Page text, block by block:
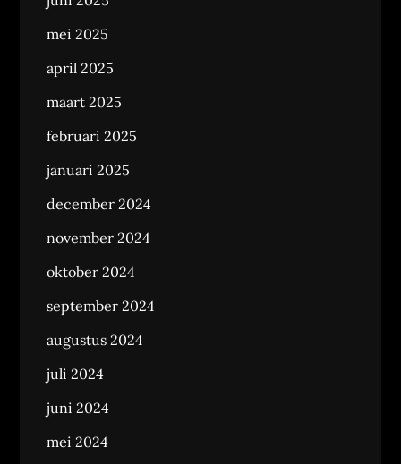
mei 2025
april 2025
maart 2025
februari 2025
januari 2025
december 2024
november 2024
oktober 2024
september 2024
augustus 2024
juli 2024
juni 2024
mei 2024